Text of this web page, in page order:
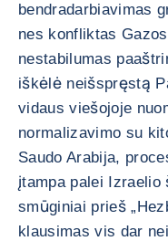
bendradarbiavimas
nes konfliktas
nestabilumas
iškėlė neišspręstą
vidaus viešojoje
normalizavimo su
Saudo Arabija,
įtampa palei
smūginiai prieš
klausimas vis dar